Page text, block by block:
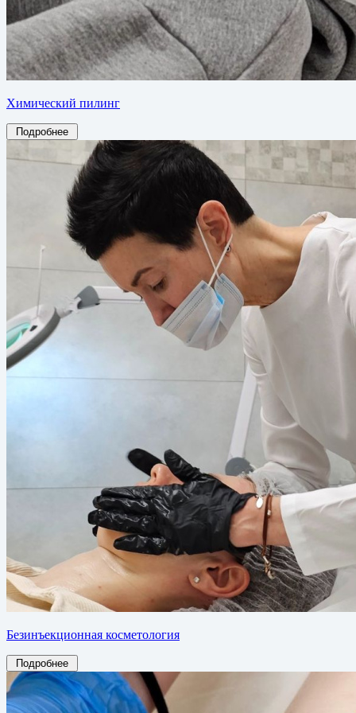
Химический пилинг
Подробнее
Безинъекционная косметология
Подробнее